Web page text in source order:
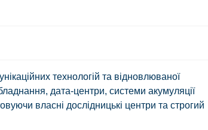
технологій та відновлюваної
дата-центри, системи акумуляції
власні дослідницькі центри та строгий